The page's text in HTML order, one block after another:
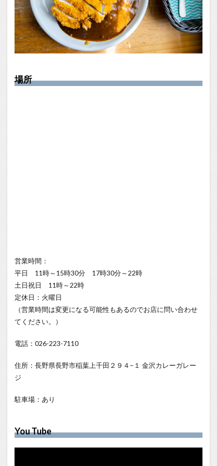
場所
営業時間：
平日 11時～15時30分 17時30分～22時
土日祝日 11時～22時
定休日：火曜日
（営業時間は変更になる可能性もあるのでお店に問い合わせ
てください。）
電話：026-223-7110
住所：長野県長野市稲葉上千田２９４−１ 金沢カレーガレー
ジ
駐車場：あり
You Tube